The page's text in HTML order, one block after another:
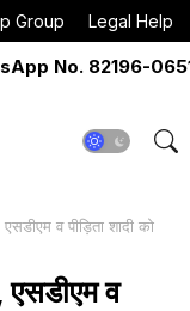
Group Legal Help
82196-06517
व पीड़िता शादी को
एसडीएम व